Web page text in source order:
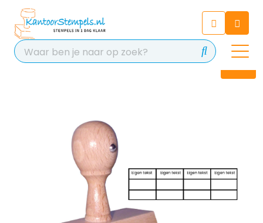
Chat 24/7 met onze chatbot
voor hulp
Contact